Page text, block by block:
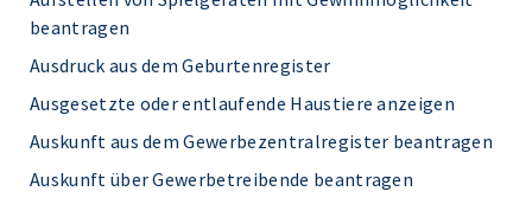
beantragen
Ausdruck aus dem Geburtenregister
Ausgesetzte oder entlaufende Haustiere anzeigen
Auskunft aus dem Gewerbezentralregister beantragen
Auskunft über Gewerbetreibende beantragen